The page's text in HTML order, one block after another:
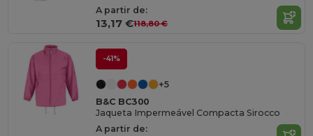
A partir de:
13,17 €118,80 €
-41%
+5
B&C BC300
Jaqueta Impermeável Compacta Sirocco
A partir de: